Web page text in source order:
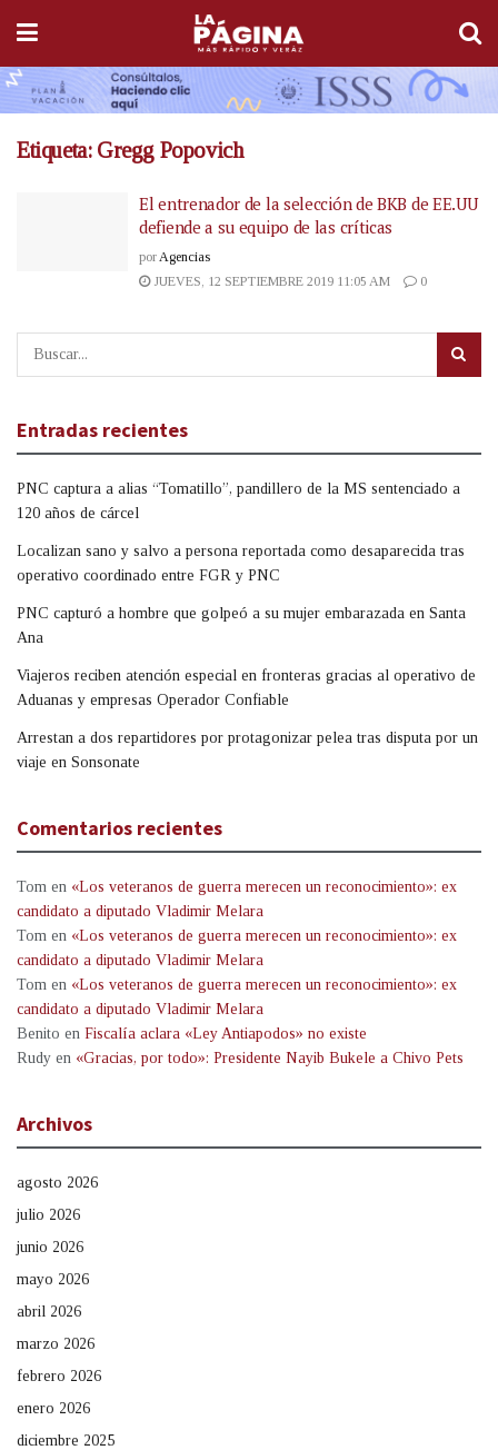
Etiqueta: Gregg Popovich
El entrenador de la selección de BKB de EE.UU
defiende a su equipo de las críticas
por Agencias
JUEVES, 12 SEPTIEMBRE 2019 11:05 AM
0
Entradas recientes
PNC captura a alias “Tomatillo”, pandillero de la MS sentenciado a
120 años de cárcel
Localizan sano y salvo a persona reportada como desaparecida tras
operativo coordinado entre FGR y PNC
PNC capturó a hombre que golpeó a su mujer embarazada en Santa
Ana
Viajeros reciben atención especial en fronteras gracias al operativo de
Aduanas y empresas Operador Confiable
Arrestan a dos repartidores por protagonizar pelea tras disputa por un
viaje en Sonsonate
Comentarios recientes
Tom en «Los veteranos de guerra merecen un reconocimiento»: ex
candidato a diputado Vladimir Melara
Tom en «Los veteranos de guerra merecen un reconocimiento»: ex
candidato a diputado Vladimir Melara
Tom en «Los veteranos de guerra merecen un reconocimiento»: ex
candidato a diputado Vladimir Melara
Benito en Fiscalía aclara «Ley Antiapodos» no existe
Rudy en «Gracias, por todo»: Presidente Nayib Bukele a Chivo Pets
Archivos
agosto 2026
julio 2026
junio 2026
mayo 2026
abril 2026
marzo 2026
febrero 2026
enero 2026
diciembre 2025